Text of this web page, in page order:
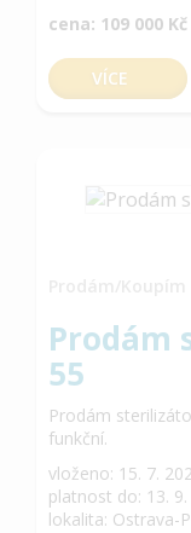
cena: 109 000 Kč
VÍCE
Prodám
55
Prodám
funkční.
vloženo: 15. 7.
platnost do: 13.
lokalita: Ostrava-